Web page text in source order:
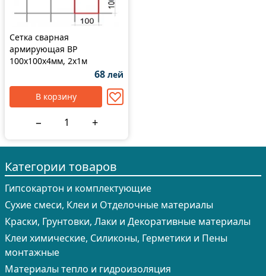
Сетка сварная
армирующая ВР
100x100x4мм, 2x1м
68 лей
В корзину
− +
Категории товаров
Гипсокартон и комплектующие
Сухие смеси, Клеи и Отделочные материалы
Краски, Грунтовки, Лаки и Декоративные материалы
Клеи химические, Силиконы, Герметики и Пены
монтажные
Материалы тепло и гидроизоляция